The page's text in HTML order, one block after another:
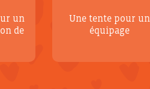
un
de
Une tente pour un
équipage